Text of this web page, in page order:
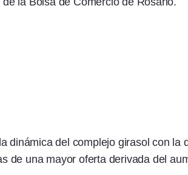
dinámica del complejo girasol con la
de una mayor oferta derivada del